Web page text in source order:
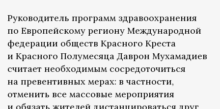
Руководитель программ здравоохранения
по Европейскому региону Международной
федерации обществ Красного Креста
и Красного Полумесяца Даврон Мухамадиев
считает необходимым сосредоточиться
на превентивных мерах: в частности,
отменить все массовые мероприятия